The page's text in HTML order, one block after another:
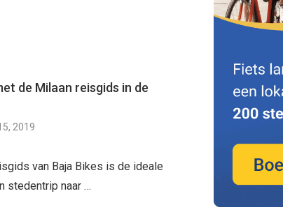
de Milaan reisgids in de
2019
van Baja Bikes is de ideale
stedentrip naar …